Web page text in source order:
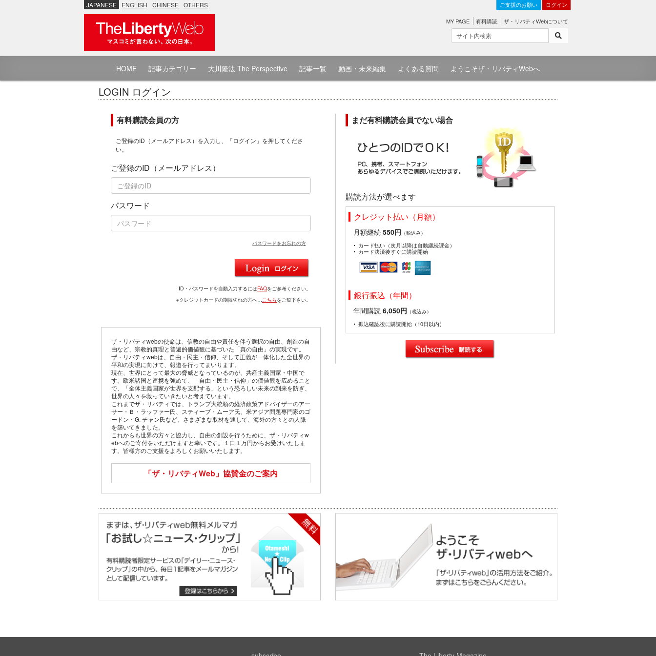
JAPANESE ENGLISH CHINESE OTHERS ご支援のお願い ログイン
MY PAGE 有料購読 ザ・リバティWebについて
HOME 記事カテゴリー 大川隆法 The Perspective 記事一覧 動画・未来編集 よくある質問 ようこそザ・リバティWebへ
LOGIN ログイン
有料購読会員の方
ご登録のID（メールアドレス）を入力し、「ログイン」を押してくださ
い。
ご登録のID（メールアドレス）
パスワード
パスワードをお忘れの方
ID・パスワードを自動入力するにはFAQをご参考ください。
※クレジットカードの期限切れの方へ…こちらをご覧下さい。
ザ・リバティwebの使命は、信教の自由や責任を伴う選択の自由、創造の自
由など、宗教的真理と普遍的価値観に基づいた「真の自由」の実現です。
ザ・リバティwebは、自由・民主・信仰、そして正義が一体化した全世界の
平和の実現に向けて、報道を行ってまいります。
現在、世界にとって最大の脅威となっているのが、共産主義国家・中国で
す。欧米諸国と連携を強めて、「自由・民主・信仰」の価値観を広めること
で、「全体主義国家が世界を支配する」という恐ろしい未来の到来を防ぎ、
世界の人々を救っていきたいと考えています。
これまでザ・リバティでは、トランプ大統領の経済政策アドバイザーのアー
サー・Ｂ・ラッファー氏、スティーブ・ムーア氏、米アジア問題専門家のゴ
ードン・G. チャン氏など、さまざまな取材を通して、海外の方々との人脈
を築いてきました。
これからも世界の方々と協力し、自由の創設を行うために、ザ・リバティw
ebへのご寄付をいただけますと幸いです。１口１万円からお受けいたしま
す。皆様方のご支援をよろしくお願いいたします。
「ザ・リバティWeb」 協賛金のご案内
まだ有料購読会員でない場合
購読方法が選べます
クレジット払い（月額）
月額継続 550円 （税込み）
カード払い（次月以降は自動継続課金）
カード決済後すぐに購読開始
銀行振込（年間）
年間購読 6,050円 （税込み）
振込確認後に購読開始（10日以内）